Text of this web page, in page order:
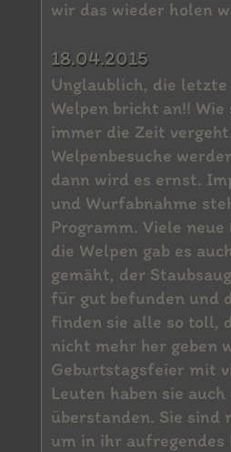
wir das wieder holen
18.04.2015
Unglaublich, die
Welpen bricht an!!
immer die Zeit
Welpenbesuche
dann wird es ernst.
und Wurfabnahme
Programm. Viele
die Welpen gab es
gemäht, der
für gut befunden und
finden sie alle so toll,
nicht mehr her geben
Geburtstagsfeier mit
Leuten haben sie
überstanden. Sie sind
um in ihr aufregendes